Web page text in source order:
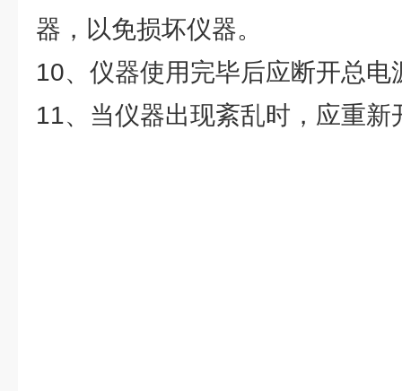
器，以免损坏仪器。
10、仪器使用完毕后应断开总电
11、当仪器出现紊乱时，应重新